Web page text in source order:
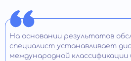
На основании результатов
специалист устанавливает
международной классификации